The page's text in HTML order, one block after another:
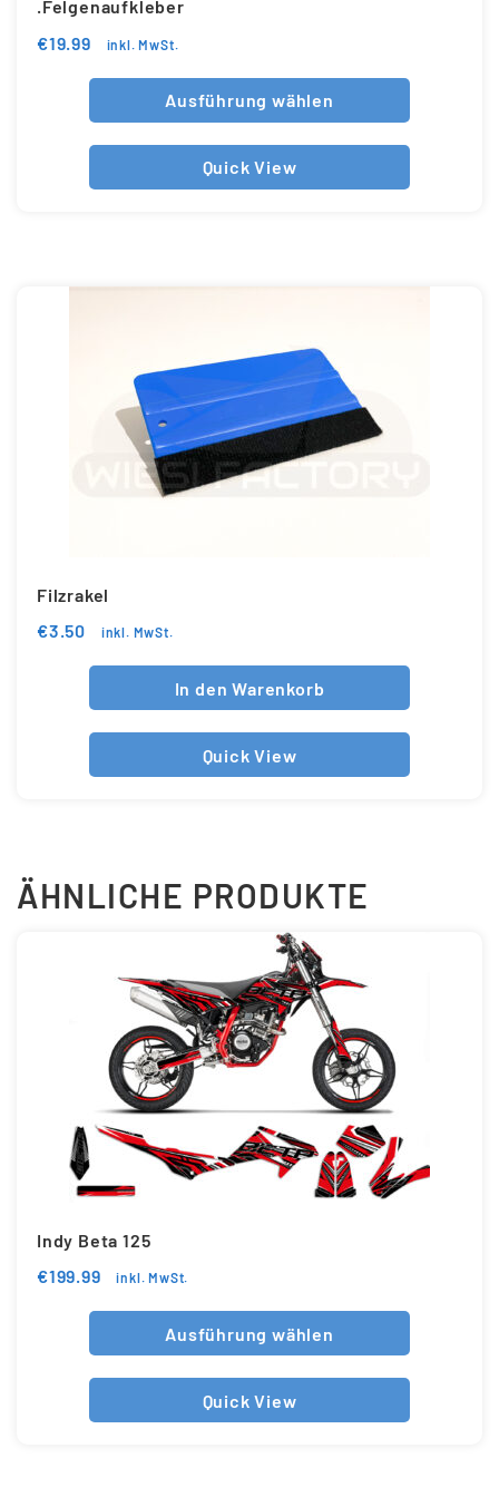
.Felgenaufkleber
€19.99 inkl. MwSt.
Ausführung wählen
Quick View
Filzrakel
€3.50 inkl. MwSt.
In den Warenkorb
Quick View
ÄHNLICHE PRODUKTE
Indy Beta 125
€199.99 inkl. MwSt.
Ausführung wählen
Quick View